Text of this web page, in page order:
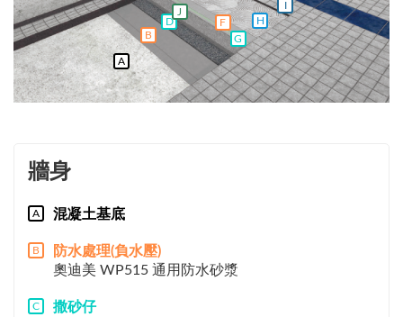
A
B
D
J
G
H
F
I
牆身
A 混凝土基底
B
防水處理(負水壓)
奧迪美 WP515 通用防水砂漿
C
撒砂仔